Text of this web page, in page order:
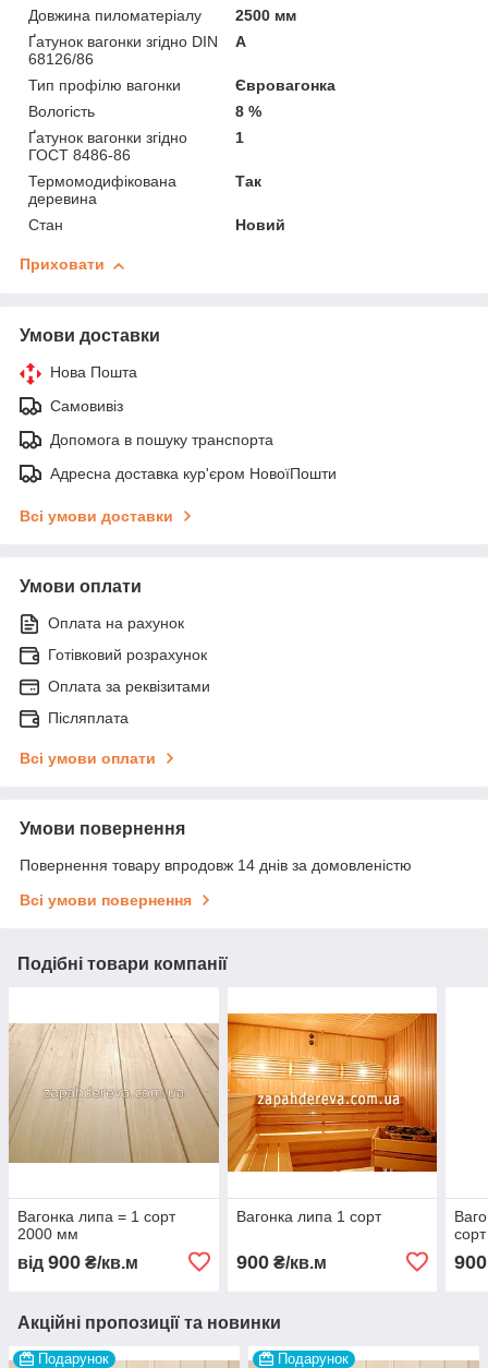
Довжина пиломатеріалу
2500 мм
Ґатунок вагонки згідно DIN
68126/86
А
Тип профілю вагонки
Євровагонка
Вологість
8 %
Ґатунок вагонки згідно
ГОСТ 8486-86
1
Термомодифікована
деревина
Так
Стан Новий
Приховати
Умови доставки
Нова Пошта
Самовивіз
Допомога в пошуку транспорта
Адресна доставка кур'єром НовоїПошти
Всі умови доставки
Умови оплати
Оплата на рахунок
Готівковий розрахунок
Оплата за реквізитами
Післяплата
Всі умови оплати
Умови повернення
Повернення товару впродовж 14 днів за домовленістю
Всі умови повернення
Подібні товари компанії
Вагонка липа = 1 сорт
2000 мм
від 900 ₴/кв.м
Вагонка липа 1 сорт
900₴/кв.м 900
Акційні пропозиції та новинки
Подарунок Подарунок